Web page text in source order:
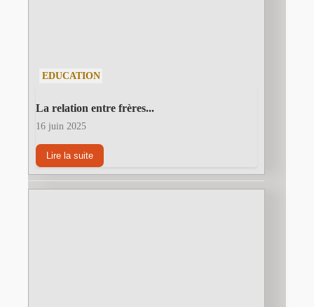
EDUCATION
La relation entre frères...
16 juin 2025
Lire la suite